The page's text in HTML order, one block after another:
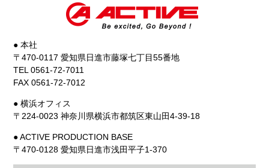
● 本社
〒470-0117 愛知県日進市藤塚七丁目55番地
TEL 0561-72-7011
FAX 0561-72-7012
● 横浜オフィス
〒224-0023 神奈川県横浜市都筑区東山田4-39-18
● ACTIVE PRODUCTION BASE
〒470-0128 愛知県日進市浅田平子1-370